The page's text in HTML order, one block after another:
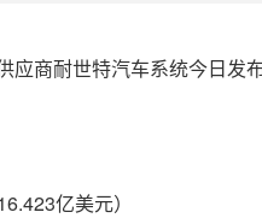
商耐世特汽车系统今日
亿美元）